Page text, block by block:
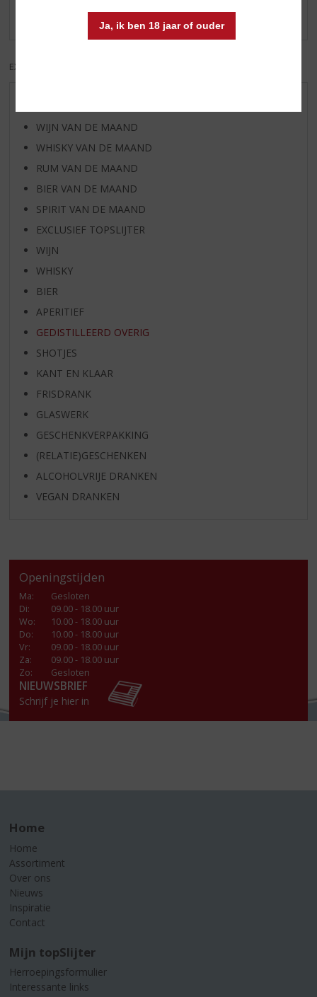
Ja, ik ben 18 jaar of ouder
EXCL. BTW
WIJN VAN DE MAAND
WHISKY VAN DE MAAND
RUM VAN DE MAAND
BIER VAN DE MAAND
SPIRIT VAN DE MAAND
EXCLUSIEF TOPSLIJTER
WIJN
WHISKY
BIER
APERITIEF
GEDISTILLEERD OVERIG
SHOTJES
KANT EN KLAAR
FRISDRANK
GLASWERK
GESCHENKVERPAKKING
(RELATIE)GESCHENKEN
ALCOHOLVRIJE DRANKEN
VEGAN DRANKEN
Openingstijden
Ma:
Gesloten
Di:
09.00 - 18.00 uur
Wo:
10.00 - 18.00 uur
Do:
10.00 - 18.00 uur
Vr:
09.00 - 18.00 uur
Za:
09.00 - 18.00 uur
Zo:
Gesloten
NIEUWSBRIEF
Schrijf je hier in
Home
Home
Assortiment
Over ons
Nieuws
Inspiratie
Contact
Mijn topSlijter
Herroepingsformulier
Interessante links